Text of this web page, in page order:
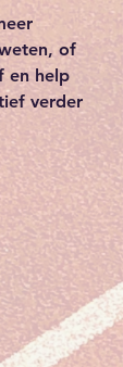
of
en help
verder